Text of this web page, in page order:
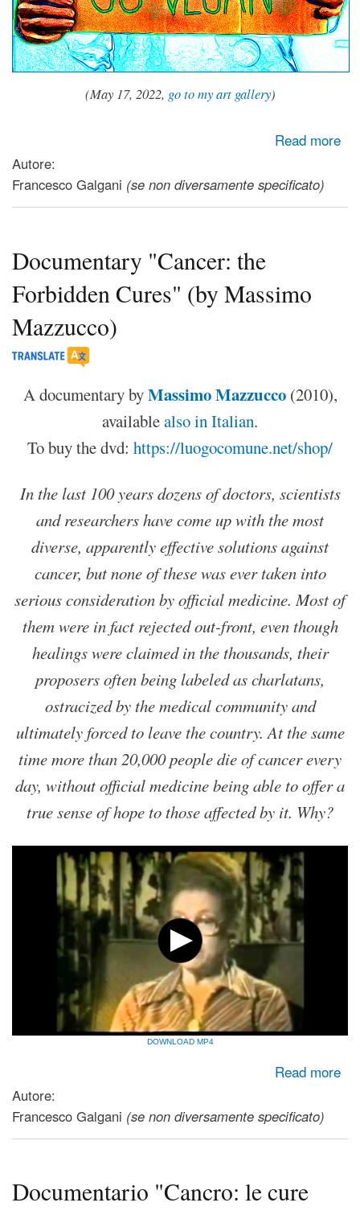
(May17, 2022, go to my art gallery)
Read more
about Con la guerra in Ucraina, l'industria zootecnica toglie
Autore:
Francesco Galgani (se non diversamente specificato)
Documentary "Cancer: the
Forbidden Cures" (by Massimo
Mazzucco)
A documentary byMassimo Mazzucco(2010),
availablealso in Italian.
To buy the dvd: https://luogocomune.net/shop/
In the last 100 years dozens of doctors, scientists
and researchers have come up with the most
diverse, apparently effective solutions against
cancer, but none of these was ever taken into
serious consideration by official medicine. Most of
them were in fact rejected out-front, even though
healings were claimed in the thousands, their
proposers often being labeled as charlatans,
ostracized by the medical community and
ultimately forced to leave the country. At the same
time more than 20,000 people die of cancer every
day, without official medicine being able to offer a
true sense of hope to those affected by it. Why?
DOWNLOAD MP4
Read more
about Documentary "Cancer: the Forbidden Cures" (by
Autore:
Francesco Galgani (se non diversamente specificato)
Documentario "Cancro: le cure